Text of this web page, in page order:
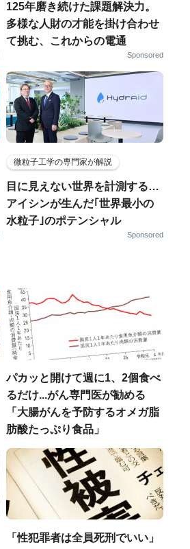
125年磨き続けた課題解決力。
多様な人財の才能を掛け合わせ
て挑む、これからの電通
Sponsored
微粒子工学の専門家が解説
目に見えない世界を計測する…
アイシンが生んだ｢世界最小の
水粒子｣のポテンシャル
Sponsored
パカッと開けて週に1、2個食べ
るだけ...がん専門医が勧める
「大腸がんを予防するオメガ脂
肪酸たっぷり食品」
「性犯罪者は全員死刑でいい」